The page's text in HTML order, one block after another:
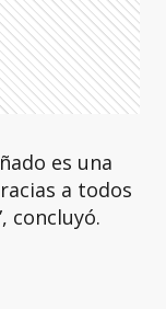
es una
a todos
concluyó.